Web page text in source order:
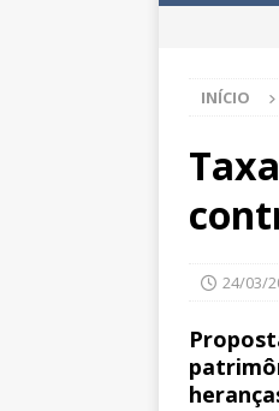
INÍCIO
24/03/